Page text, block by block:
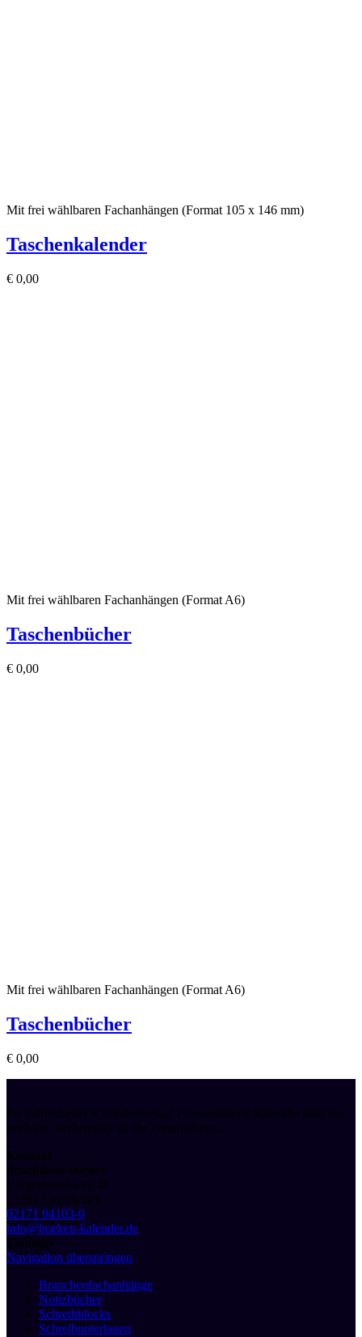
Mit frei wählbaren Fachanhängen (Format 105 x 146 mm)
Taschenkalender
€ 0,00
Mit frei wählbaren Fachanhängen (Format A6)
Taschenbücher
€ 0,00
Mit frei wählbaren Fachanhängen (Format A6)
Taschenbücher
€ 0,00
Ihr individueller Kalenderverlag! Personalisierte Kalender sind das
perfekte Werbemittel für Ihr Unternehmen.
Kontakt
druckhaus boeken
Bürgerbuschweg 48
51381 Leverkusen
02171 94103-0
info@boeken-kalender.de
Toplinks
Navigation überspringen
Branchenfachanhänge
Notizbücher
Schreibblocks
Schreibunterlagen